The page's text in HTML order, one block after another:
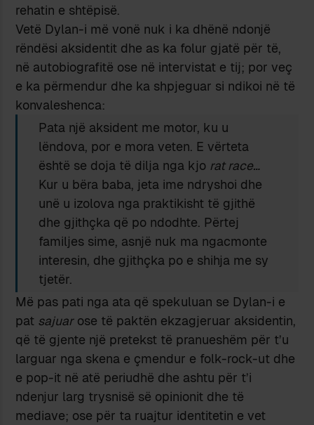
rehatin e shtëpisë.
Vetë Dylan-i më vonë nuk i ka dhënë ndonjë
rëndësi aksidentit dhe as ka folur gjatë për të,
në autobiografitë ose në intervistat e tij; por veç
e ka përmendur dhe ka shpjeguar si ndikoi në të
konvaleshenca:
Pata një aksident me motor, ku u
lëndova, por e mora veten. E vërteta
është se doja të dilja nga kjo rat race…
Kur u bëra baba, jeta ime ndryshoi dhe
unë u izolova nga praktikisht të gjithë
dhe gjithçka që po ndodhte. Përtej
familjes sime, asnjë nuk ma ngacmonte
interesin, dhe gjithçka po e shihja me sy
tjetër.
Më pas pati nga ata që spekuluan se Dylan-i e
pat sajuarose të paktën ekzagjeruar aksidentin,
që të gjente një pretekst të pranueshëm për t’u
larguar nga skena e çmendur e folk-rock-ut dhe
e pop-it në atë periudhë dhe ashtu për t’i
ndenjur larg trysnisë së opinionit dhe të
mediave; ose për ta ruajtur identitetin e vet